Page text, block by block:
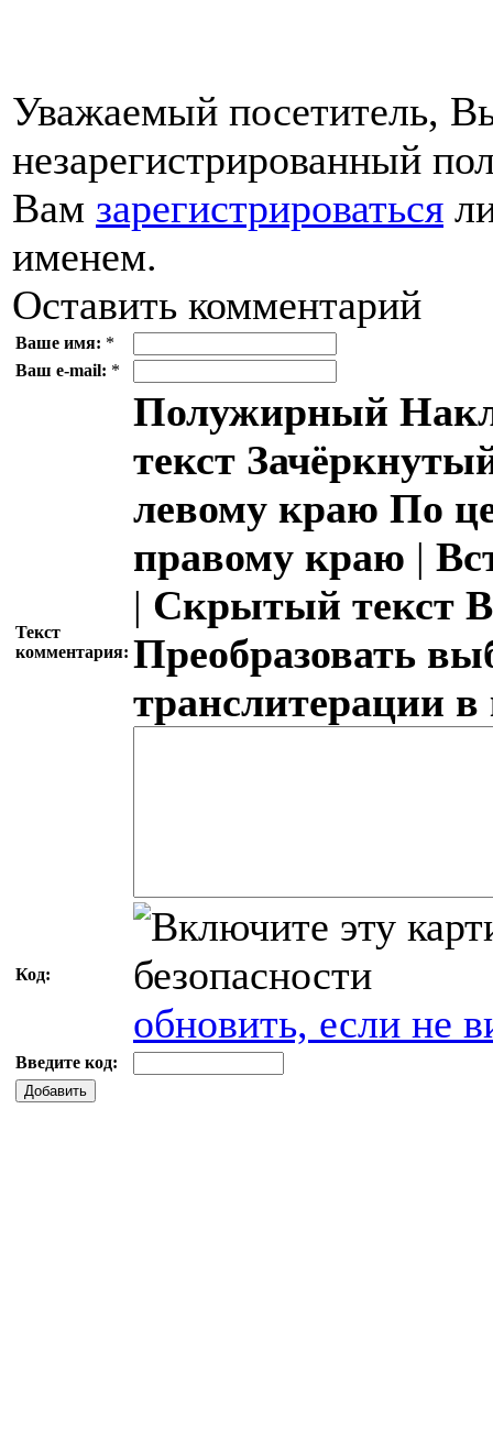
Уважаемый посетитель,
незарегистрированный
Вам зарегистрироваться
именем.
Оставить комментарий
Ваше имя: *
Ваш e-mail: *
Текст
комментария:
Полужирный
текст
левому краю По
правому краю |
| Скрытый текст
Преобразовать
транслитерации
Код:
обновить, если не
Введите код:
Добавить